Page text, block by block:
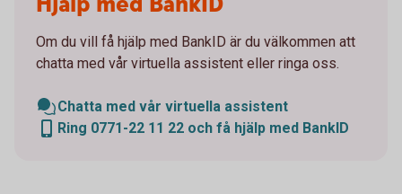
Om du vill få hjälp med BankID är du välkommen att
chatta med vår virtuella assistent eller ringa oss.
Chatta med vår virtuella assistent
Ring 0771-22 11 22 och få hjälp med BankID